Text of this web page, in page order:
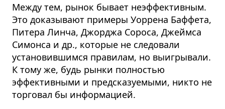
Между тем, рынок бывает неэффективным.
Это доказывают примеры Уоррена Баффета,
Питера Линча, Джорджа Сороса, Джеймса
Симонса и др., которые не следовали
установившимся правилам, но выигрывали.
К тому же, будь рынки полностью
эффективными и предсказуемыми, никто не
торговал бы информацией.